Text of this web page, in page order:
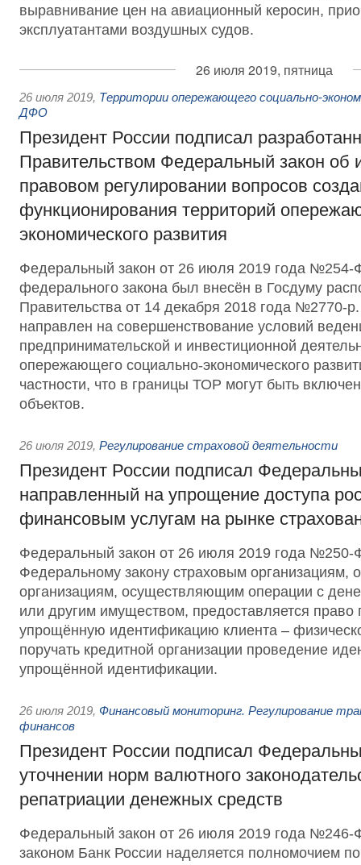
выравнивание цен на авиационный керосин,
эксплуатантами воздушных судов.
26 июля 2019, пятница
26 июля 2019, Территории опережающего социально-
ДФО
Президент России подписал
Правительством Федеральный закон об
правовом регулировании вопросов
функционирования территорий
экономического развития
Федеральный закон от 26 июля 2019 года №254-
федерального закона был внесён в Госдуму
Правительства от 14 декабря 2018 года №2770-
направлен на совершенствование условий
предпринимательской и инвестиционной
опережающего социально-экономического
частности, что в границы ТОР могут быть
объектов.
26 июля 2019, Регулирование страховой деятельности
Президент России подписал
направленный на упрощение доступа
финансовым услугам на рынке
Федеральный закон от 26 июля 2019 года №250-
Федеральному закону страховым организациям,
организациям, осуществляющим операции с
или другим имуществом, предоставляется право
упрощённую идентификацию клиента –
поручать кредитной организации проведение
упрощённой идентификации.
26 июля 2019, Финансовый мониторинг. Регулирование
финансов
Президент России подписал
уточнении норм валютного
репатриации денежных средств
Федеральный закон от 26 июля 2019 года
законом Банк России наделяется полномочием